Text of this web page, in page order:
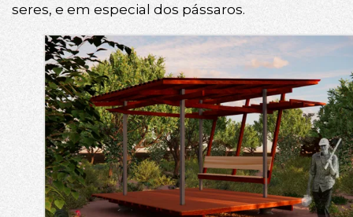
seres, e em especial dos pássaros.